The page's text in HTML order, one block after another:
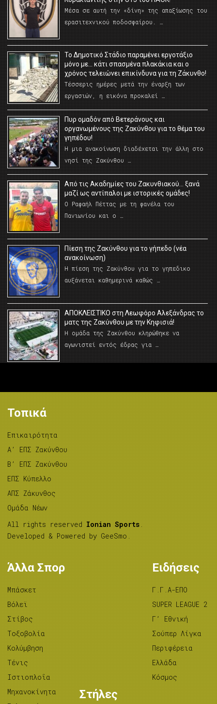
Μέσα σε αυτή την «δίνη» της απαξίωσης του
ερασιτεχνικού ποδοσφαίρου. …
Το Δημοτικό Στάδιο παραμένει εργοτάξιο
μόνο με… κάτι σπασμένα πλακάκια και ο
χρόνος τελειώνει επικίνδυνα για τη Ζάκυνθο!
Τέσσερις ημέρες μετά την έναρξη των
εργασιών, η εικόνα προκαλεί …
Πυρ ομαδόν από Βετεράνους και
οργανωμένους της Ζακύνθου για το θέμα του
γηπέδου!
Η μια ανακοίνωση διαδέχεται την άλλη στο
νησί της Ζακύνθου …
Από τις Ακαδημίες του Ζακυνθιακού… ξανά
μαζί ως αντίπαλοι με ιστορικές ομάδες!
Ο Ραφαήλ Πέττας με τη φανέλα του
Πανιωνίου και ο …
Πίεση της Ζακύνθου για το γήπεδο (νέα
ανακοίνωση)
Η πίεση της Ζακύνθου για το γηπεδικο
αυξάνεται καθημερινά καθώς …
AΠΟΚΛΕΙΣΤΙΚΟ στη Λεωφόρο Αλεξάνδρας το
ματς της Ζακύνθου με την Κηφισιά!
Η ομάδα της Ζακύνθου κληρώθηκε να
αγωνιστεί εντός έδρας για …
Τοπικά
Επικαιρότητα
A’ ΕΠΣ Ζακύνθου
B’ ΕΠΣ Ζακύνθου
ΕΠΣ Κύπελλο
ΑΠΣ Ζάκυνθος
Ομάδα Νέων
All rights reserved Ionian Sports .
Developed & Powered by GeeSmo .
Άλλα Σπορ
Μπάσκετ
Βόλεϊ
Στίβος
Tοξοβολία
Κολύμβηση
Τένις
Ιστιοπλοΐα
Μηχανοκίνητα
Ειδήσεις
Γ.Γ.Α-ΕΠΟ
SUPER LEAGUE 2
Γ’ Εθνική
Σούπερ Λίγκα
Περιφέρεια
Ελλάδα
Κόσμος
Στήλες